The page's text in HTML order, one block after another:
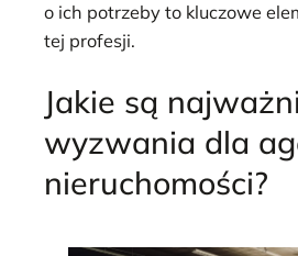
o ich potrzeby to kluczowe
tej profesji.
Jakie są
wyzwania dla
nieruchomości?